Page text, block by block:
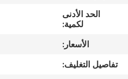
المعمل
الحد الأدنى
لكمية:
الأسعار:
تفاصيل التغليف: